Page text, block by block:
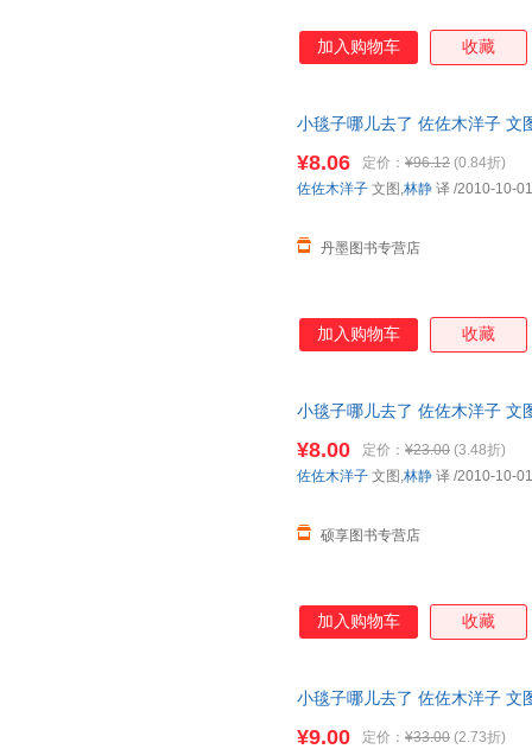
加入购物车 收藏
小毯子哪儿去了 佐佐木洋子 文
¥8.06 定价： ¥96.12 (0.84折)
丹墨图书专营店
佐佐木洋子 文图,林静 译 /2010-10-01
加入购物车 收藏
小毯子哪儿去了 佐佐木洋子 文
¥8.00 定价： ¥23.00 (3.48折)
硕享图书专营店
佐佐木洋子 文图,林静 译 /2010-10-01
加入购物车 收藏
小毯子哪儿去了 佐佐木洋子 文
¥9.00 定价： ¥33.00 (2.73折)